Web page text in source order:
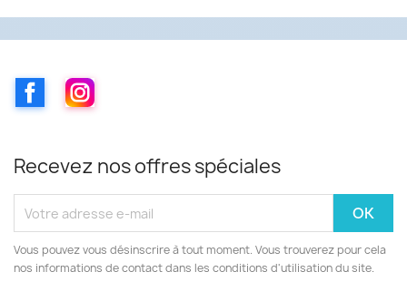
FacebookInstagram
Recevez nos offres spéciales
Vous pouvez vous désinscrire à tout moment. Vous trouverez pour cela
nos informations de contact dans les conditions d'utilisation du site.